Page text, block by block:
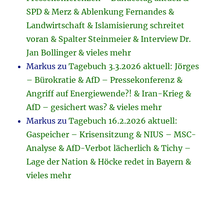
SPD & Merz & Ablenkung Fernandes &
Landwirtschaft & Islamisierung schreitet
voran & Spalter Steinmeier & Interview Dr.
Jan Bollinger & vieles mehr
Markus zuTagebuch 3.3.2026 aktuell: Jörges
– Bürokratie & AfD – Pressekonferenz &
Angriff auf Energiewende?! & Iran-Krieg &
AfD – gesichert was? & vieles mehr
Markus zuTagebuch 16.2.2026 aktuell:
Gaspeicher – Krisensitzung & NIUS – MSC-
Analyse & AfD-Verbot lächerlich & Tichy –
Lage der Nation & Höcke redet in Bayern &
vieles mehr